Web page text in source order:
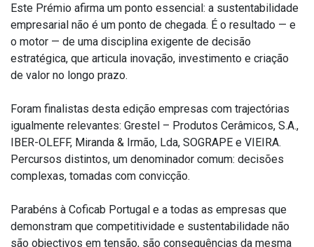
Este Prémio afirma um ponto essencial: a sustentabilidade
empresarial não é um ponto de chegada. É o resultado — e
o motor — de uma disciplina exigente de decisão
estratégica, que articula inovação, investimento e criação
de valor no longo prazo.
Foram finalistas desta edição empresas com trajectórias
igualmente relevantes: Grestel – Produtos Cerâmicos, S.A.,
IBER-OLEFF, Miranda & Irmão, Lda, SOGRAPE e VIEIRA.
Percursos distintos, um denominador comum: decisões
complexas, tomadas com convicção.
Parabéns à Coficab Portugal e a todas as empresas que
demonstram que competitividade e sustentabilidade não
são objectivos em tensão, são consequências da mesma